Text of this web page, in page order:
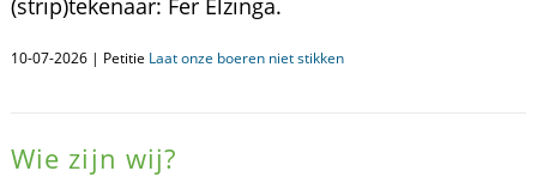
(strip)tekenaar: Fer Elzinga.
10-07-2026 | Petitie Laat onze boeren niet stikken
Wie zijn wij?